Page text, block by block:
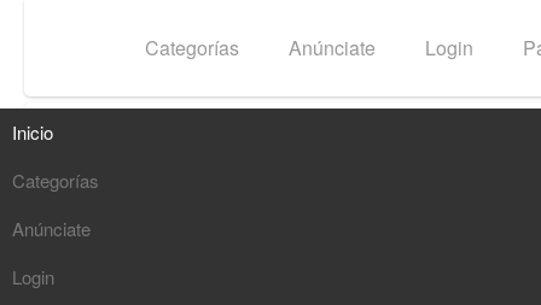
Categorías Anúnciate Login
Inicio
Categorías
Anúnciate
Login